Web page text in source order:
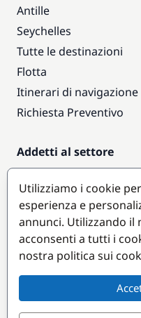
Antille
Seychelles
Tutte le destinazioni
Flotta
Itinerari di navigazione
Richiesta Preventivo
Addetti al settore
Accesso armatori
Diventare partner
Destinazioni popolari
Utilizziamo i cookie
esperienza e
annunci. Utilizzando il
acconsenti a tutti i
nostra politica sui